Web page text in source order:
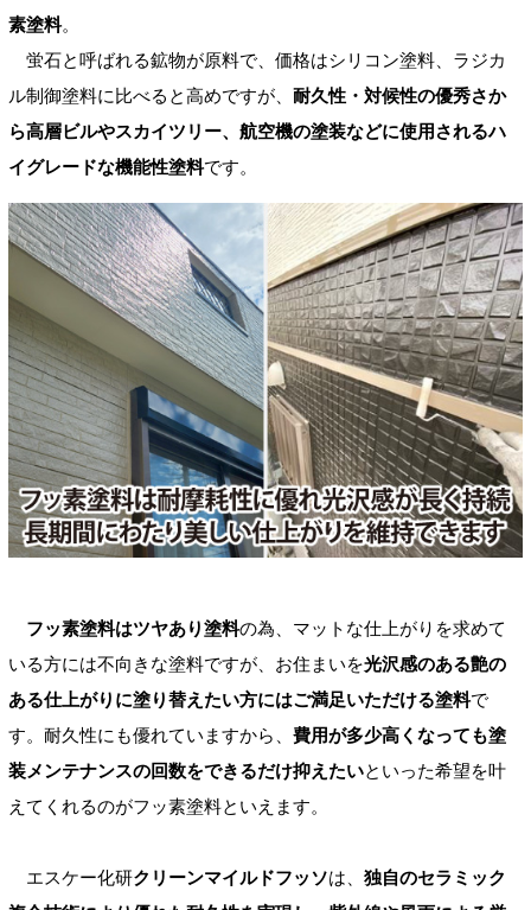
素塗料。
蛍石と呼ばれる鉱物が原料で、価格はシリコン塗料、ラジカ
ル制御塗料に比べると高めですが、 耐久性・対候性の優秀さか
ら高層ビルやスカイツリー、航空機の塗装などに使用されるハ
イグレードな機能性塗料です。
フッ素塗料はツヤあり塗料の為、マットな仕上がりを求めて
いる方には不向きな塗料ですが、お住まいを光沢感のある艶の
ある仕上がりに塗り替えたい方にはご満足いただける塗料で
す。耐久性にも優れていますから、 費用が多少高くなっても塗
装メンテナンスの回数をできるだけ抑えたいといった希望を叶
えてくれるのがフッ素塗料といえます。
エスケー化研クリーンマイルドフッソは、 独自のセラミック